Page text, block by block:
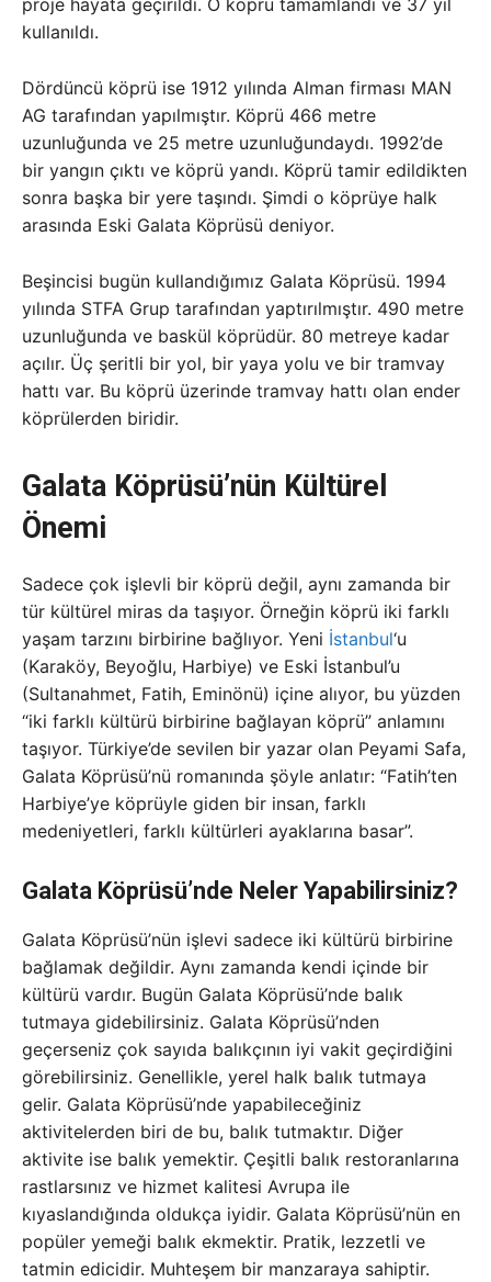
proje hayata geçirildi. O köprü tamamlandı ve 37 yıl
kullanıldı.
Dördüncü köprü ise 1912 yılında Alman firması MAN
AG tarafından yapılmıştır. Köprü 466 metre
uzunluğunda ve 25 metre uzunluğundaydı. 1992’de
bir yangın çıktı ve köprü yandı. Köprü tamir edildikten
sonra başka bir yere taşındı. Şimdi o köprüye halk
arasında Eski Galata Köprüsü deniyor.
Beşincisi bugün kullandığımız Galata Köprüsü. 1994
yılında STFA Grup tarafından yaptırılmıştır. 490 metre
uzunluğunda ve baskül köprüdür. 80 metreye kadar
açılır. Üç şeritli bir yol, bir yaya yolu ve bir tramvay
hattı var. Bu köprü üzerinde tramvay hattı olan ender
köprülerden biridir.
Galata Köprüsü’nün Kültürel
Önemi
Sadece çok işlevli bir köprü değil, aynı zamanda bir
tür kültürel miras da taşıyor. Örneğin köprü iki farklı
yaşam tarzını birbirine bağlıyor. Yeni İstanbul‘u
(Karaköy, Beyoğlu, Harbiye) ve Eski İstanbul’u
(Sultanahmet, Fatih, Eminönü) içine alıyor, bu yüzden
“iki farklı kültürü birbirine bağlayan köprü” anlamını
taşıyor. Türkiye’de sevilen bir yazar olan Peyami Safa,
Galata Köprüsü’nü romanında şöyle anlatır: “Fatih’ten
Harbiye’ye köprüyle giden bir insan, farklı
medeniyetleri, farklı kültürleri ayaklarına basar”.
Galata Köprüsü’nde Neler Yapabilirsiniz?
Galata Köprüsü’nün işlevi sadece iki kültürü birbirine
bağlamak değildir. Aynı zamanda kendi içinde bir
kültürü vardır. Bugün Galata Köprüsü’nde balık
tutmaya gidebilirsiniz. Galata Köprüsü’nden
geçerseniz çok sayıda balıkçının iyi vakit geçirdiğini
görebilirsiniz. Genellikle, yerel halk balık tutmaya
gelir. Galata Köprüsü’nde yapabileceğiniz
aktivitelerden biri de bu, balık tutmaktır. Diğer
aktivite ise balık yemektir. Çeşitli balık restoranlarına
rastlarsınız ve hizmet kalitesi Avrupa ile
kıyaslandığında oldukça iyidir. Galata Köprüsü’nün en
popüler yemeği balık ekmektir. Pratik, lezzetli ve
tatmin edicidir. Muhteşem bir manzaraya sahiptir.